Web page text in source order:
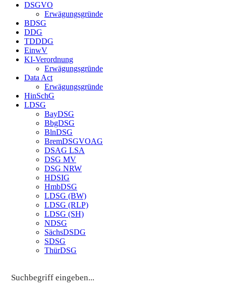
DSGVO
Erwägungsgründe
BDSG
DDG
TDDDG
EinwV
KI-Verordnung
Erwägungsgründe
Data Act
Erwägungsgründe
HinSchG
LDSG
BayDSG
BbgDSG
BlnDSG
BremDSGVOAG
DSAG LSA
DSG MV
DSG NRW
HDSIG
HmbDSG
LDSG (BW)
LDSG (RLP)
LDSG (SH)
NDSG
SächsDSDG
SDSG
ThürDSG